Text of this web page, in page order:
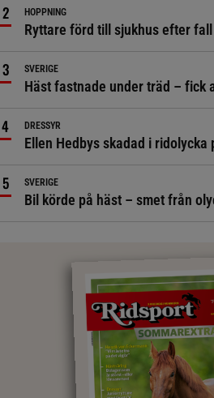
HOPPNING
Ryttare förd till sjukhus efter fall
SVERIGE
Häst fastnade under träd – fick
DRESSYR
Ellen Hedbys skadad i ridolycka
SVERIGE
Bil körde på häst – smet från